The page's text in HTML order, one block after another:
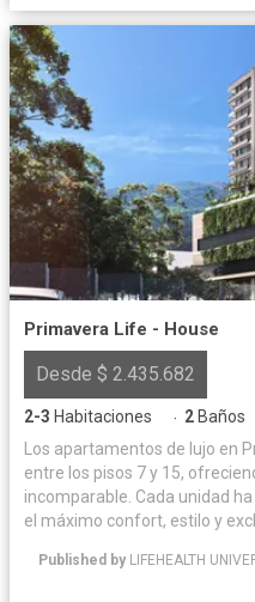
Primavera Life - House
Desde $ 2.435.682
2-3 Habitaciones · 2 Baños
Los apartamentos de lujo en
entre los pisos 7 y 15,
incomparable. Cada unidad
el máximo confort, estilo y exclusividad.
parqueaderos y cuartos
Published by LIFEHEALTH